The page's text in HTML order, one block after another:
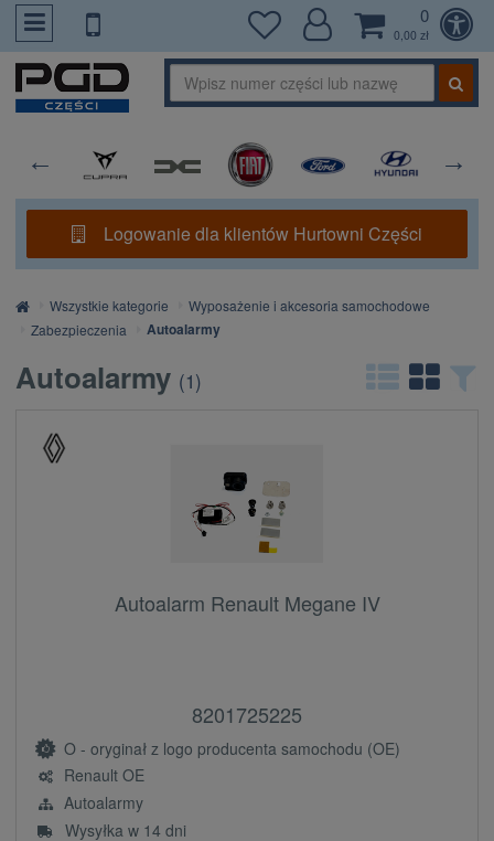
PrzejdzDoTresci
0
0,00 zł
Logowanie dla klientów Hurtowni Części
Strona
główna
Wszystkie kategorie
Wyposażenie i akcesoria samochodowe
Zabezpieczenia
Autoalarmy
Autoalarmy (1)
Autoalarm Renault Megane IV
8201725225
O - oryginał z logo producenta samochodu (OE)
Renault OE
Autoalarmy
Wysyłka w 14 dni